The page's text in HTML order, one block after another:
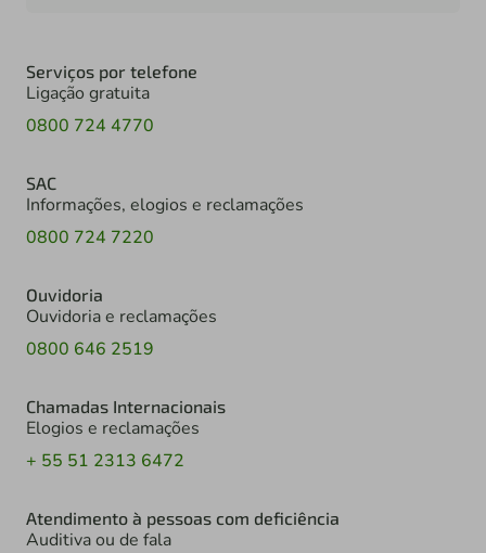
Serviços por telefone
Ligação gratuita
0800 724 4770
SAC
Informações, elogios e reclamações
0800 724 7220
Ouvidoria
Ouvidoria e reclamações
0800 646 2519
Chamadas Internacionais
Elogios e reclamações
+ 55 51 2313 6472
Atendimento à pessoas com deficiência
Auditiva ou de fala